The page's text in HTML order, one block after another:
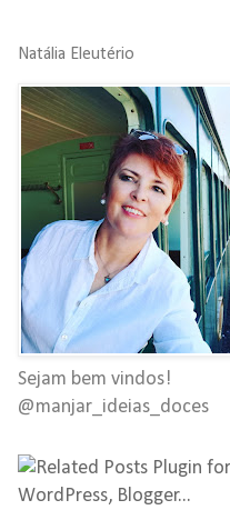
Natália Eleutério
Sejam bem vindos!
@manjar_ideias_doces